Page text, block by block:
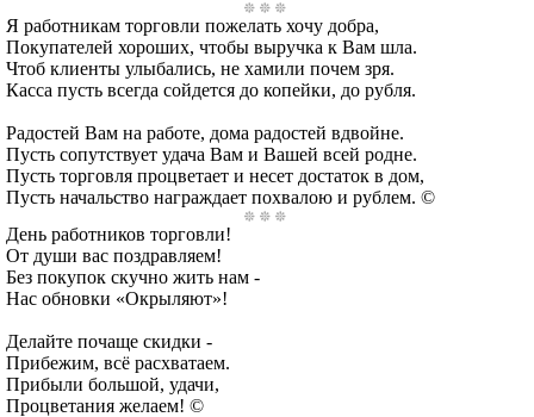
Я работникам торговли пожелать хочу добра,
Покупателей хороших, чтобы выручка к Вам шла.
Чтоб клиенты улыбались, не хамили почем зря.
Касса пусть всегда сойдется до копейки, до рубля.
Радостей Вам на работе, дома радостей вдвойне.
Пусть сопутствует удача Вам и Вашей всей родне.
Пусть торговля процветает и несет достаток в дом,
Пусть начальство награждает похвалою и рублем. ©
День работников торговли!
От души вас поздравляем!
Без покупок скучно жить нам -
Нас обновки «Окрыляют»!
Делайте почаще скидки -
Прибежим, всё расхватаем.
Прибыли большой, удачи,
Процветания желаем! ©